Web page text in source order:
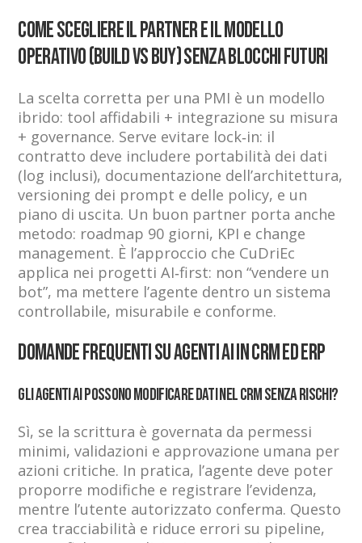
Come scegliere il partner e il modello
operativo (build vs buy) senza blocchi futuri
La scelta corretta per una PMI è un modello
ibrido: tool affidabili + integrazione su misura
+ governance. Serve evitare lock‑in: il
contratto deve includere portabilità dei dati
(log inclusi), documentazione dell’architettura,
versioning dei prompt e delle policy, e un
piano di uscita. Un buon partner porta anche
metodo: roadmap 90 giorni, KPI e change
management. È l’approccio che CuDriEc
applica nei progetti AI‑first: non “vendere un
bot”, ma mettere l’agente dentro un sistema
controllabile, misurabile e conforme.
Domande frequenti su agenti AI in CRM ed ERP
Gli agenti AI possono modificare dati nel CRM senza rischi?
Sì, se la scrittura è governata da permessi
minimi, validazioni e approvazione umana per
azioni critiche. In pratica, l’agente deve poter
proporre modifiche e registrare l’evidenza,
mentre l’utente autorizzato conferma. Questo
crea tracciabilità e riduce errori su pipeline,